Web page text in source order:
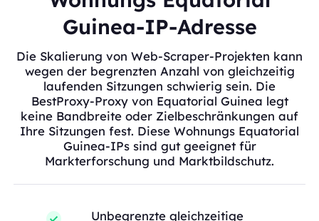
Guinea-IP-Adresse
Die Skalierung von Web-Scraper-Projekten kann
wegen der begrenzten Anzahl von gleichzeitig
laufenden Sitzungen schwierig sein. Die
BestProxy-Proxy von Equatorial Guinea legt
keine Bandbreite oder Zielbeschränkungen auf
Ihre Sitzungen fest. Diese Wohnungs Equatorial
Guinea-IPs sind gut geeignet für
Markterforschung und Marktbildschutz.
Unbegrenzte gleichzeitige